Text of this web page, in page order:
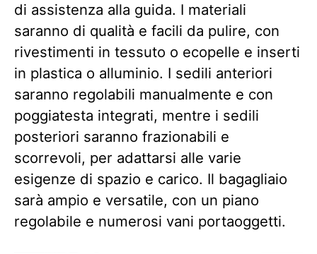
di assistenza alla guida. I materiali
saranno di qualità e facili da pulire, con
rivestimenti in tessuto o ecopelle e inserti
in plastica o alluminio. I sedili anteriori
saranno regolabili manualmente e con
poggiatesta integrati, mentre i sedili
posteriori saranno frazionabili e
scorrevoli, per adattarsi alle varie
esigenze di spazio e carico. Il bagagliaio
sarà ampio e versatile, con un piano
regolabile e numerosi vani portaoggetti.